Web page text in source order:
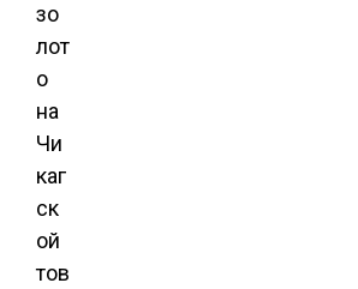
зо
лот
о
на
Чи
каг
ск
ой
тов